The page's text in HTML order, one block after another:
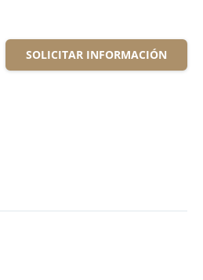
SOLICITAR INFORMACIÓN